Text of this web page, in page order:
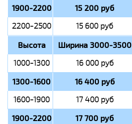
1900-2200 15 200 руб
2200-2500 15 600 руб
Высота Ширина 3000-3500
1000-1300 16 000 руб
1300-1600 16 400 руб
1600-1900 17 400 руб
1900-2200 17 700 руб